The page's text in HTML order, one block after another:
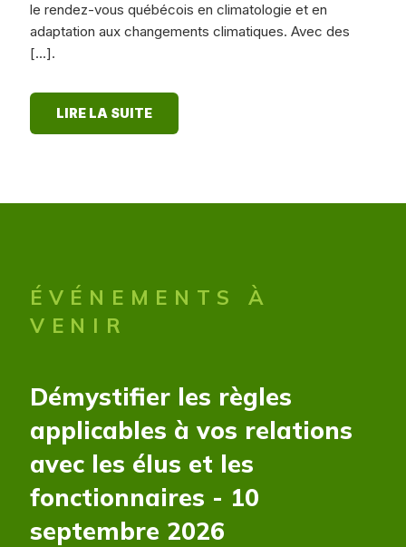
le rendez-vous québécois en climatologie et en
adaptation aux changements climatiques. Avec des
[...].
LIRE LA SUITE
ÉVÉNEMENTS À
VENIR
Démystifier les règles
applicables à vos relations
avec les élus et les
fonctionnaires - 10
septembre 2026